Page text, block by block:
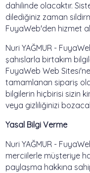
dahilinde olacaktır.
dilediğiniz zaman
FuyaWeb'den hizmet
Nuri YAĞMUR -
şahıslarla birtakım
FuyaWeb Web
tamamlanan sipariş
bilgilerin hiçbirisi sizin
veya gizliliğinizi
Yasal Bilgi Verme
Nuri YAĞMUR -
merciilerle müşteriye
paylaşma hakkına